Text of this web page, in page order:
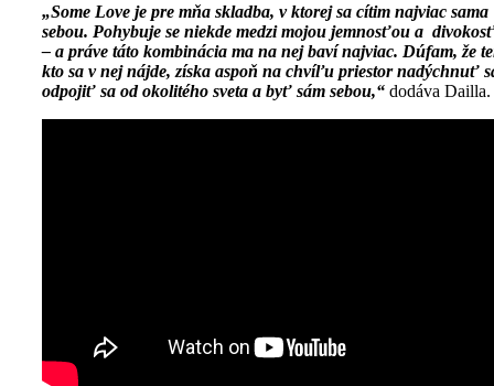
„Some Love je pre mňa skladba, v ktorej sa cítim najviac sama
sebou. Pohybuje se niekde medzi mojou jemnosťou a
– a práve táto kombinácia ma na nej baví najviac. Dúfam, že
kto sa v nej nájde, získa aspoň na chvíľu priestor nadýchnuť
odpojiť sa od okolitého sveta a byť sám sebou,“ dodáva Dailla.